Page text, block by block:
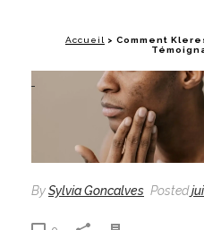
Accueil > Comment
BySylvia Goncalves Posted